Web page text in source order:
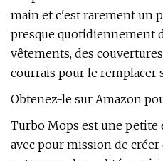
main et c'est rarement un
presque quotidiennement
vêtements, des
courrais pour le remplacer
Obtenez-le sur Amazon
Turbo Mops est une petite
avec pour mission de créer